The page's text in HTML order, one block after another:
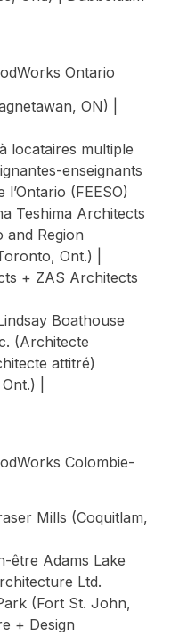
Ontario
ON) |
locataires multiple
enseignants
(FEESO)
Teshima Architects
and Region
Ont.) |
+ ZAS Architects
Boathouse
(Architecte
attitré)
|
Colombie-
Mills (Coquitlam,
être Adams Lake
Ltd.
(Fort St. John,
+ Design